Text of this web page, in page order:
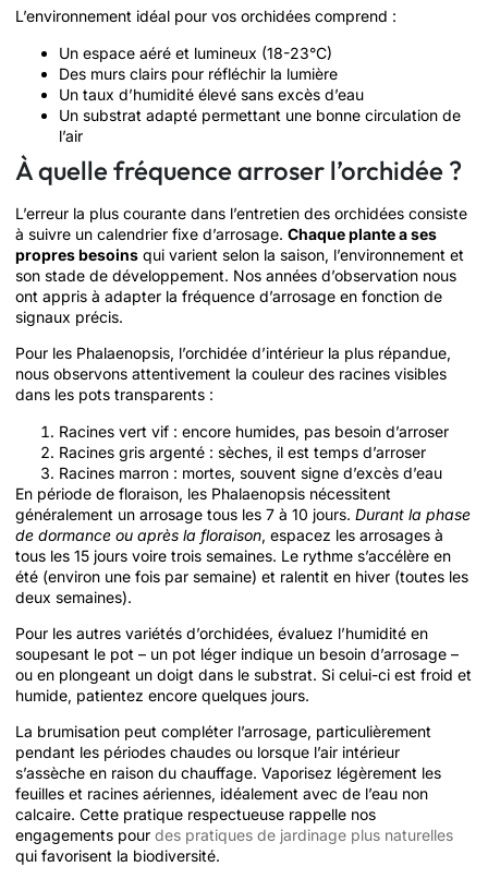
L’environnement idéal pour vos orchidées comprend :
Un espace aéré et lumineux (18-23°C)
Des murs clairs pour réfléchir la lumière
Un taux d’humidité élevé sans excès d’eau
Un substrat adapté permettant une bonne circulation de
l’air
À quelle fréquence arroser l’orchidée ?
L’erreur la plus courante dans l’entretien des orchidées consiste
à suivre un calendrier fixe d’arrosage. Chaque plante a ses
propres besoins qui varient selon la saison, l’environnement et
son stade de développement. Nos années d’observation nous
ont appris à adapter la fréquence d’arrosage en fonction de
signaux précis.
Pour les Phalaenopsis, l’orchidée d’intérieur la plus répandue,
nous observons attentivement la couleur des racines visibles
dans les pots transparents :
Racines vert vif : encore humides, pas besoin d’arroser
Racines gris argenté : sèches, il est temps d’arroser
Racines marron : mortes, souvent signe d’excès d’eau
En période de floraison, les Phalaenopsis nécessitent
généralement un arrosage tous les 7 à 10 jours. Durant la phase
de dormance ou après la floraison, espacez les arrosages à
tous les 15 jours voire trois semaines. Le rythme s’accélère en
été (environ une fois par semaine) et ralentit en hiver (toutes les
deux semaines).
Pour les autres variétés d’orchidées, évaluez l’humidité en
soupesant le pot – un pot léger indique un besoin d’arrosage –
ou en plongeant un doigt dans le substrat. Si celui-ci est froid et
humide, patientez encore quelques jours.
La brumisation peut compléter l’arrosage, particulièrement
pendant les périodes chaudes ou lorsque l’air intérieur
s’assèche en raison du chauffage. Vaporisez légèrement les
feuilles et racines aériennes, idéalement avec de l’eau non
calcaire. Cette pratique respectueuse rappelle nos
engagements pour des pratiques de jardinage plus naturelles
qui favorisent la biodiversité.